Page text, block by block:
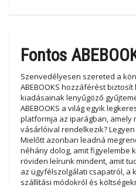
Fontos
Szenvedélyesen szereted a
ABEBOOKS hozzáférést
kiadásainak lenyűgöző
ABEBOOKS a világ egyik
platformja az iparágban, amely
vásárlóival rendelkezik?
Mielőtt azonban leadná
néhány dolog, amit figyelembe
röviden leírunk mindent, amit
az ügyfélszolgálati csapatról, a
szállítási módokról és